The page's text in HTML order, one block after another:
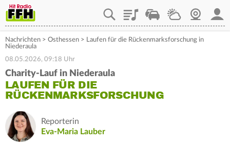
PlaylistStaupilotWetterWebcam
Nachrichten > Osthessen > Laufen für die Rückenmarksforschung in
Niederaula
08.05.2026, 09:18 Uhr
Charity-Lauf in Niederaula
LAUFEN FÜR DIE
RÜCKENMARKSFORSCHUNG
Reporterin
Eva-Maria Lauber